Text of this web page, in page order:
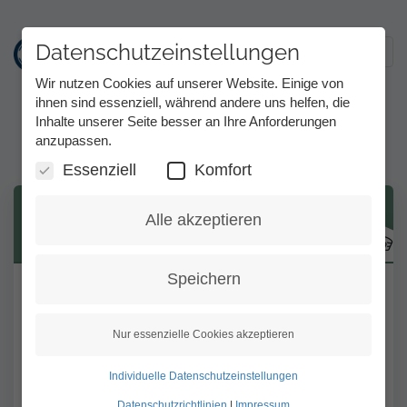
Beruflicher Sondertarif
Anmeldung zum beruflichen
Die Anmeldung zum beruflichen Sondertarif
kom.de/registration/new/working?bkl
Datenschutzeinstellungen
Wir nutzen Cookies auf unserer Website. Einige von
ihnen sind essenziell, während andere uns helfen, die
Inhalte unserer Seite besser an Ihre Anforderungen
anzupassen.
Essenziell Komfort
Alle akzeptieren
Speichern
Nur essenzielle Cookies akzeptieren
Individuelle Datenschutzeinstellungen